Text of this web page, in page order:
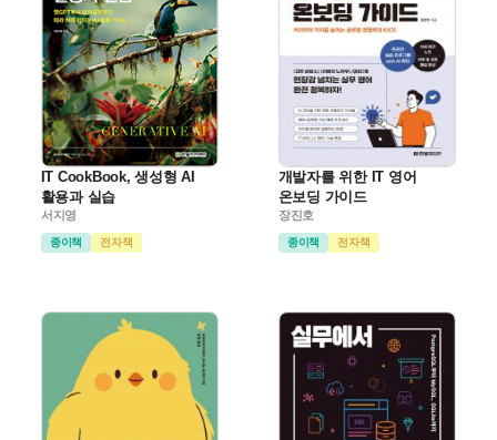
IT CookBook, 생성형 AI
활용과 실습
서지영
종이책 전자책
개발자를 위한 IT 영어
온보딩 가이드
장진호
종이책 전자책